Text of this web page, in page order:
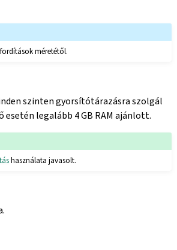
méretétől.
szinten gyorsítótárazásra szolgál
legalább 4 GB RAM ajánlott.
használata javasolt.